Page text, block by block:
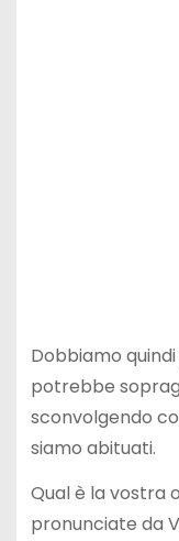
Dobbiamo
potrebbe
sconvolgendo
siamo abituati.
Qual è la vostra
pronunciate da